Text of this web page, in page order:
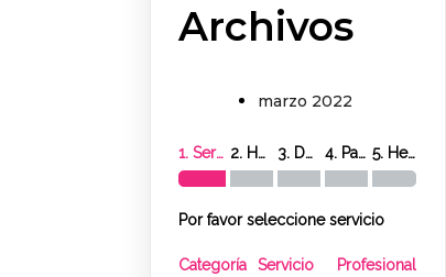
Archivos
marzo 2022
1. Servicio 2. Hora 3. Detalles 4. Pago 5. Hecho
Por favor seleccione servicio
Categoría Servicio Profesional